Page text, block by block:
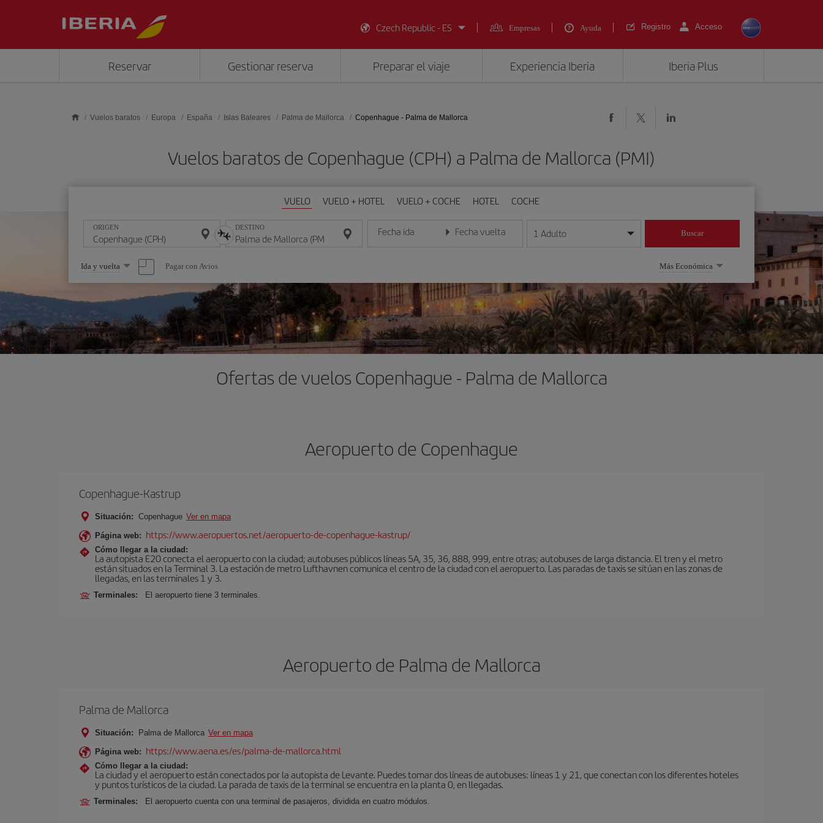
Czech Republic - ES
Empresas Ayuda Registro Acceso
Reservar Gestionar reserva Preparar el viaje Experiencia Iberia Iberia Plus
Vuelos baratos Europa España Islas Baleares Palma de Mallorca Copenhague - Palma de Mallorca
Vuelos baratos de Copenhague (CPH) a Palma de Mallorca (PMI)
VUELO VUELO + HOTEL VUELO + COCHE HOTEL COCHE
ORIGEN DESTINO Fecha ida
Introduce la fecha en formato día/mes/año
Fecha vuelta
Introduce la fecha en formato día/mes/año
1 Adulto Buscar
Seleccione
una
opción
Ida y vuelta Pagar con Avios Más Económica
Ofertas de vuelos Copenhague - Palma de Mallorca
Aeropuerto de Copenhague
Copenhague-Kastrup
Situación: Copenhague Ver en mapa
Página web: https://www.aeropuertos.net/aeropuerto-de-copenhague-kastrup/
Cómo llegar a la ciudad:
La autopista E20 conecta el aeropuerto con la ciudad; autobuses públicos líneas 5A, 35, 36, 888, 999, entre otras; autobuses de larga distancia. El tren y el metro
están situados en la Terminal 3. La estación de metro Lufthavnen comunica el centro de la ciudad con el aeropuerto. Las paradas de taxis se sitúan en las zonas de
llegadas, en las terminales 1 y 3.
Terminales: El aeropuerto tiene 3 terminales.
Aeropuerto de Palma de Mallorca
Palma de Mallorca
Situación: Palma de Mallorca Ver en mapa
Página web: https://www.aena.es/es/palma-de-mallorca.html
Cómo llegar a la ciudad:
La ciudad y el aeropuerto están conectados por la autopista de Levante. Puedes tomar dos líneas de autobuses: líneas 1 y 21, que conectan con los diferentes hoteles
y puntos turísticos de la ciudad. La parada de taxis de la terminal se encuentra en la planta 0, en llegadas.
Terminales: El aeropuerto cuenta con una terminal de pasajeros, dividida en cuatro módulos.